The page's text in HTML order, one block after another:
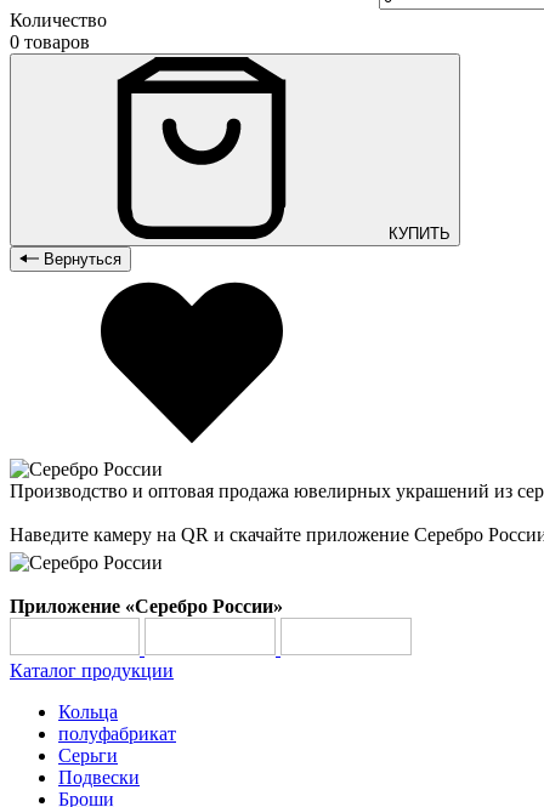
Количество
0 товаров
КУПИТЬ
Вернуться
Производство и оптовая продажа ювелирных украшений из
Наведите камеру на QR и скачайте приложение Серебро
Приложение «Серебро России»
Каталог продукции
Кольца
полуфабрикат
Серьги
Подвески
Броши